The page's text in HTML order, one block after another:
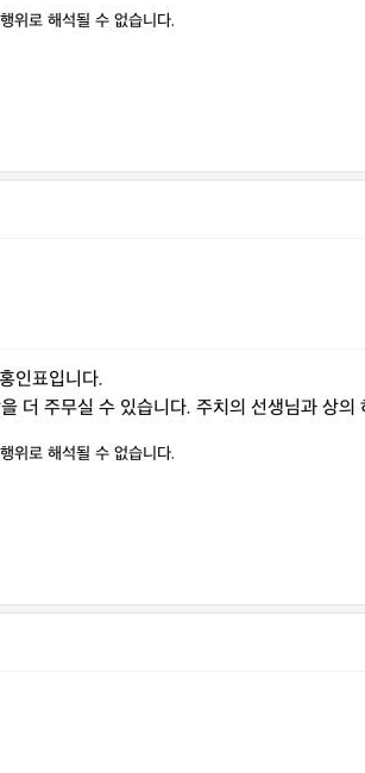
위로 해석될 수 없습니다.
인표입니다.
더 주무실 수 있습니다. 주치의 선생님과 상
위로 해석될 수 없습니다.